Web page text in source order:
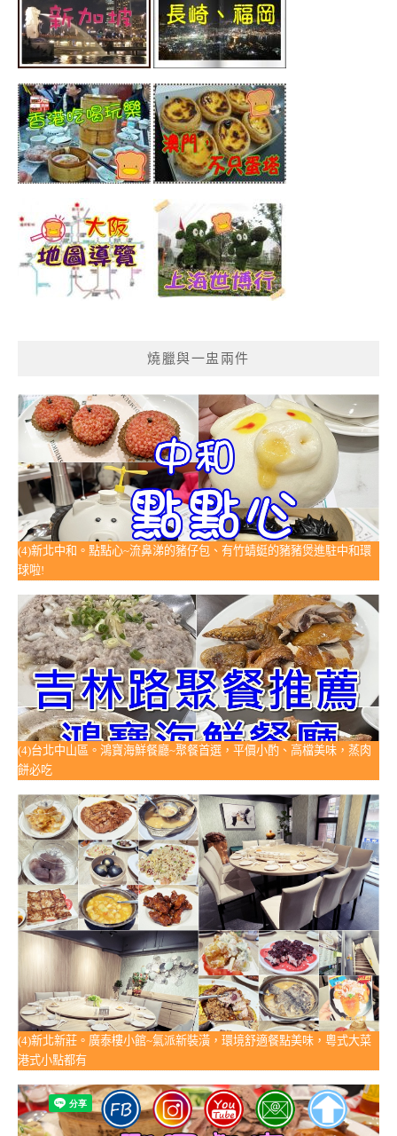
燒臘與一盅兩件
(4)新北中和。點點心~流鼻涕的豬仔包、有竹蜻蜓的豬豬煲進駐中和環
球啦!
(4)台北中山區。鴻寶海鮮餐廳~聚餐首選，平價小酌、高檔美味，蒸肉
餅必吃
(4)新北新莊。廣泰樓小館~氣派新裝潢，環境舒適餐點美味，粵式大菜
港式小點都有